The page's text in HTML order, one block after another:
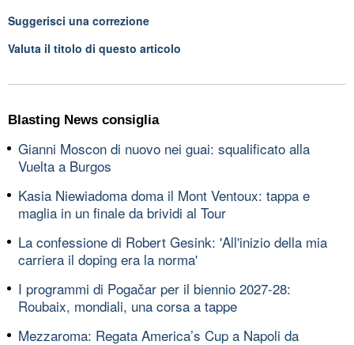
Suggerisci una correzione
Valuta il titolo di questo articolo
Blasting News consiglia
Gianni Moscon di nuovo nei guai: squalificato alla
Vuelta a Burgos
Kasia Niewiadoma doma il Mont Ventoux: tappa e
maglia in un finale da brividi al Tour
La confessione di Robert Gesink: 'All'inizio della mia
carriera il doping era la norma'
I programmi di Pogačar per il biennio 2027-28:
Roubaix, mondiali, una corsa a tappe
Mezzaroma: Regata America’s Cup a Napoli da